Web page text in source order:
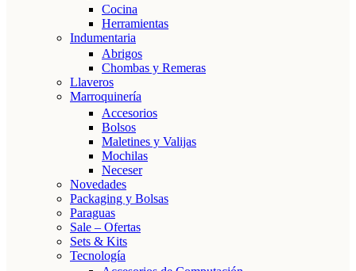
Cocina
Herramientas
Indumentaria
Abrigos
Chombas y Remeras
Llaveros
Marroquinería
Accesorios
Bolsos
Maletines y Valijas
Mochilas
Neceser
Novedades
Packaging y Bolsas
Paraguas
Sale – Ofertas
Sets & Kits
Tecnología